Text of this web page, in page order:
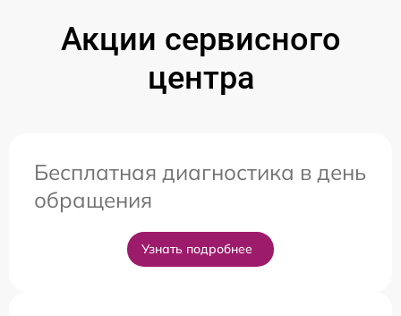
Акции сервисного
центра
Бесплатная диагностика в день
обращения
Узнать подробнее